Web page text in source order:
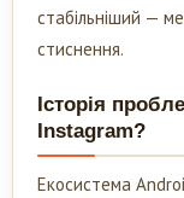
стабільніший —
стиснення.
Історія
Instagram?
Екосистема